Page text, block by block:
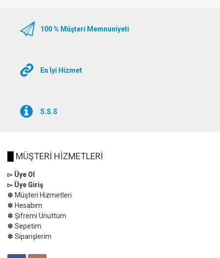
100 % Müşteri Memnuniyeti
En İyi Hizmet
S.S.S
MÜŞTERİ HİZMETLERİ
▻ Üye Ol
▻ Üye Giriş
✽ Müşteri Hizmetleri
✽ Hesabım
✽ Şifremi Unuttum
✽ Sepetim
✽ Siparişlerim